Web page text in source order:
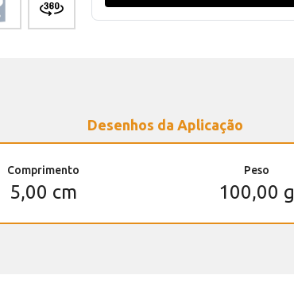
Desenhos da Aplicação
Comprimento
5,00 cm
Peso
100,00 g